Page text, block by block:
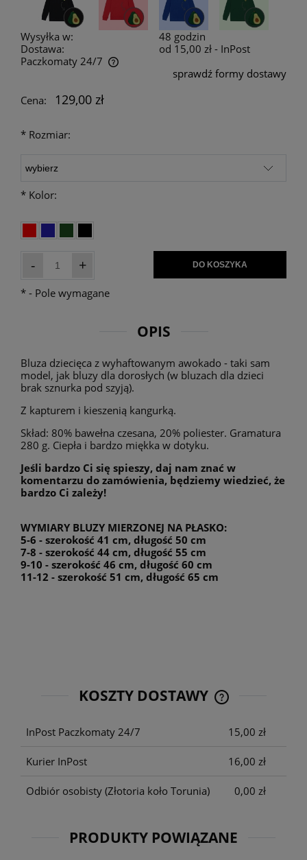
Wysyłka w:
48 godzin
Dostawa:
od 15,00 zł - InPost
Paczkomaty 24/7
Cena nie zawiera ewentualnych kosztów płatności
sprawdź formy dostawy
Cena:
129,00 zł
* Rozmiar:
* Kolor:
- + DO KOSZYKA
* - Pole wymagane
OPIS
Bluza dziecięca z wyhaftowanym awokado - taki sam
model, jak bluzy dla dorosłych (w bluzach dla dzieci
brak sznurka pod szyją).
Z kapturem i kieszenią kangurką.
Skład: 80% bawełna czesana, 20% poliester. Gramatura
280 g. Ciepła i bardzo miękka w dotyku.
Jeśli bardzo Ci się spieszy, daj nam znać w
komentarzu do zamówienia, będziemy wiedzieć, że
bardzo Ci zależy!
WYMIARY BLUZY MIERZONEJ NA PŁASKO:
5-6 - szerokość 41 cm, długość 50 cm
7-8 - szerokość 44 cm, długość 55 cm
9-10 - szerokość 46 cm, długość 60 cm
11-12 - szerokość 51 cm, długość 65 cm
KOSZTY DOSTAWY
CENA NIE
InPost Paczkomaty 24/7 15,00 zł
Kurier InPost 16,00 zł
Odbiór osobisty (Złotoria koło Torunia) 0,00 zł
PRODUKTY POWIĄZANE